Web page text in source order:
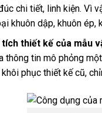
chi tiết, linh kiện. Vì
khuôn dập, khuôn ép,
tích thiết kế của mẫu
thông tin mô phỏng
khôi phục thiết kế cũ,